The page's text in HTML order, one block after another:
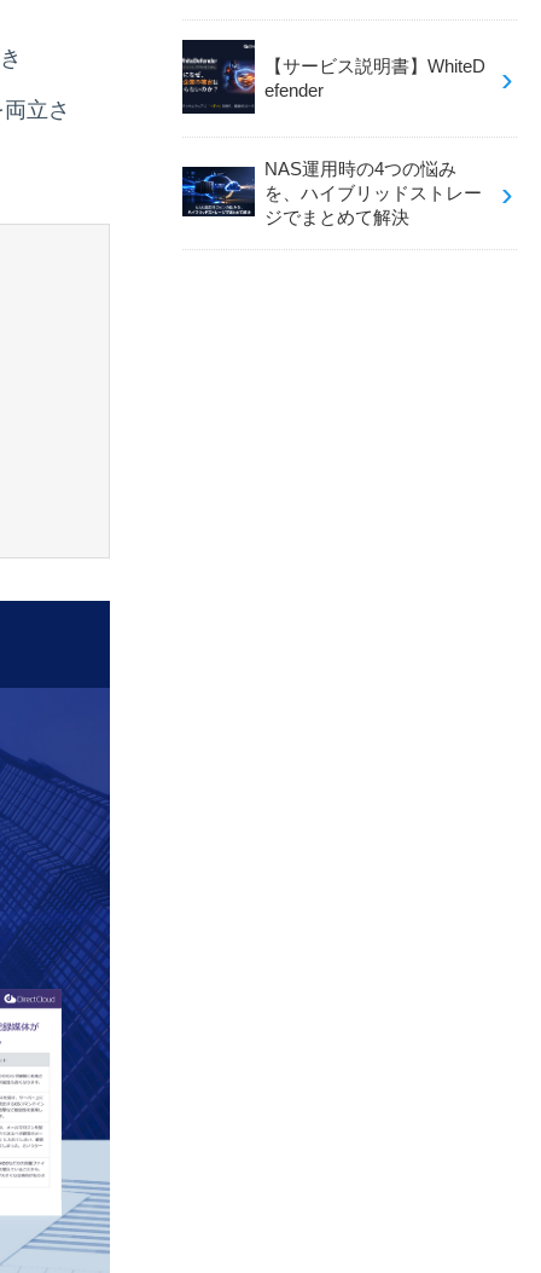
立さ
【サービス説明書】WhiteD
efender
NAS運用時の4つの悩み
を、ハイブリッドストレー
ジでまとめて解決